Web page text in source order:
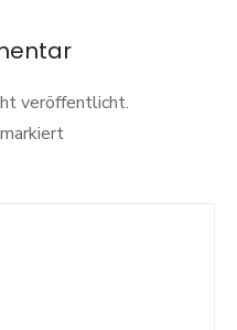
veröffentlicht.
markiert